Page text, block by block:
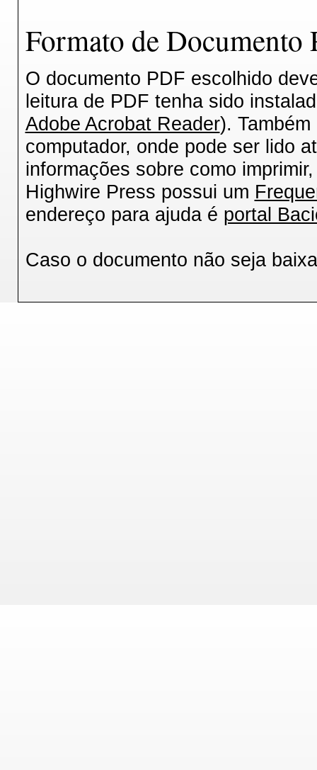
Formato de
O documento PDF escolhido
leitura de PDF tenha sido
Adobe Acrobat Reader).
computador, onde pode ser lido
informações sobre como
Highwire Press possui um
endereço para ajuda é portal
Caso o documento não seja